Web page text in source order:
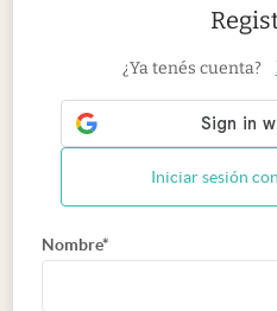
¿Ya tenés cuenta?
Iniciar sesión
Nombre*